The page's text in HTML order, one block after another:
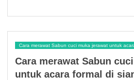
Cara merawat Sabun cuci muka jerawat untuk
Cara merawat Sabun
untuk acara formal di